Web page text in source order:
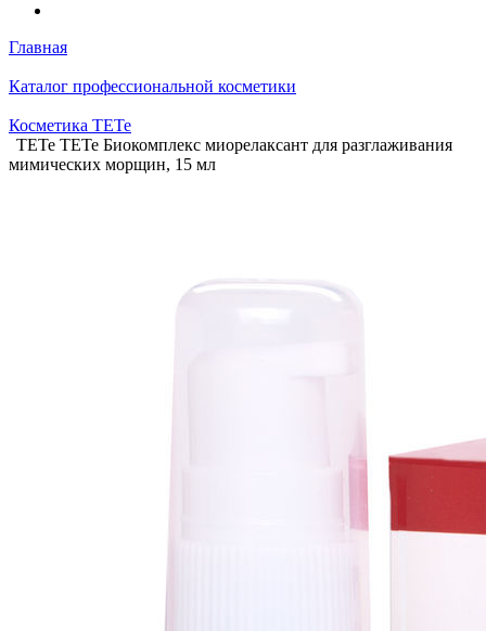
Главная
Каталог профессиональной косметики
Косметика TETe
TETe TETe Биокомплекс миорелаксант для разглаживания
мимических морщин, 15 мл